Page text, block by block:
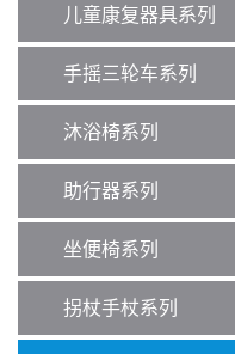
儿童康复器具系列
手摇三轮车系列
沐浴椅系列
助行器系列
坐便椅系列
拐杖手杖系列